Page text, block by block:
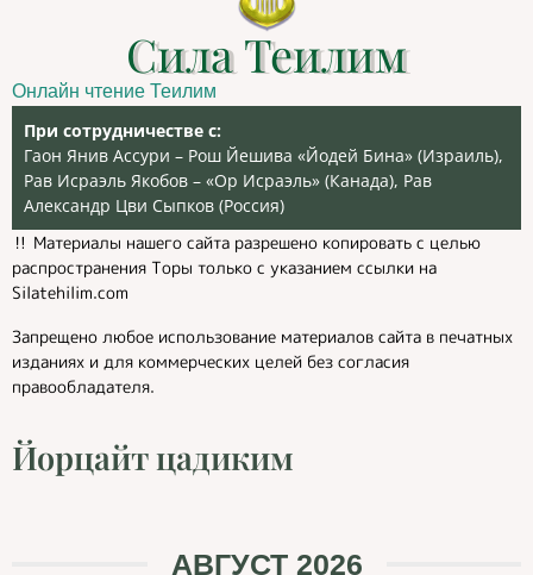
Сила Теилим
Онлайн чтение Теилим
При сотрудничестве с:
Гаон Янив Ассури – Рош Йешива «Йодей Бина» (Израиль),
Рав Исраэль Якобов – «Ор Исраэль» (Канада), Рав
Александр Цви Сыпков (Россия)
‼️ Материалы нашего сайта разрешено копировать с целью
распространения Торы только с указанием ссылки на
Silatehilim.com
Запрещено любое использование материалов сайта в печатных
изданиях и для коммерческих целей без согласия
правообладателя.
Йорцайт цадиким
АВГУСТ 2026